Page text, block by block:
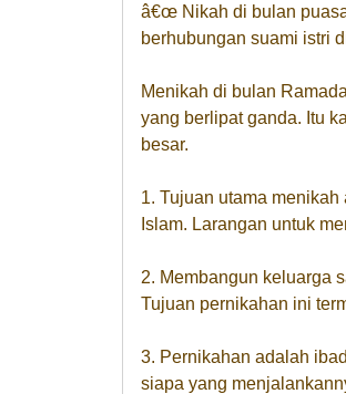
â€œ Nikah di bulan
berhubungan suami istri
Menikah di bulan
yang berlipat ganda. Itu
besar.
1. Tujuan utama
Islam. Larangan untuk
2. Membangun keluarga
Tujuan pernikahan ini
3. Pernikahan adalah
siapa yang